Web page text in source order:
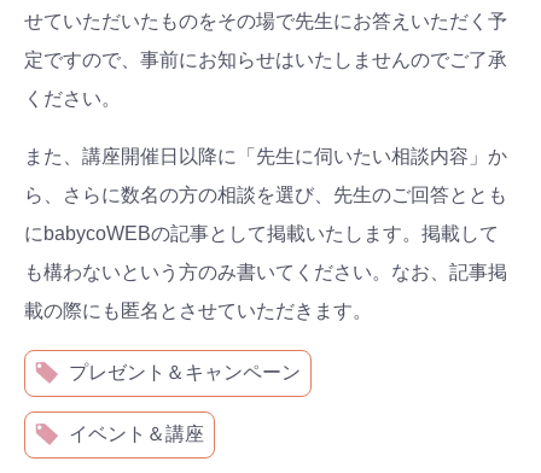
せていただいたものをその場で先生にお答えいただく予
定ですので、事前にお知らせはいたしませんのでご了承
ください。
また、講座開催日以降に「先生に伺いたい相談内容」か
ら、さらに数名の方の相談を選び、先生のご回答ととも
にbabycoWEBの記事として掲載いたします。掲載して
も構わないという方のみ書いてください。なお、記事掲
載の際にも匿名とさせていただきます。
プレゼント＆キャンペーン
イベント＆講座